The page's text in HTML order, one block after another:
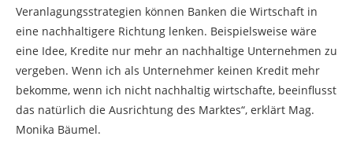
Veranlagungsstrategien können Banken die Wirtschaft in
eine nachhaltigere Richtung lenken. Beispielsweise wäre
eine Idee, Kredite nur mehr an nachhaltige Unternehmen zu
vergeben. Wenn ich als Unternehmer keinen Kredit mehr
bekomme, wenn ich nicht nachhaltig wirtschafte, beeinflusst
das natürlich die Ausrichtung des Marktes“, erklärt Mag.
Monika Bäumel.